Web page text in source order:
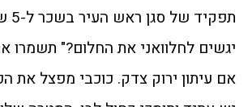
יגשים לחלוואני את החלום?" תשמרו
אם עיתון ירוק צדק. כוכבי מפצל את